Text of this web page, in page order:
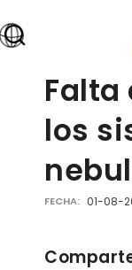
PREMIOS
FORMACIÓN
INFOPLAGAS
Falta
los
FECHA: 01-08-